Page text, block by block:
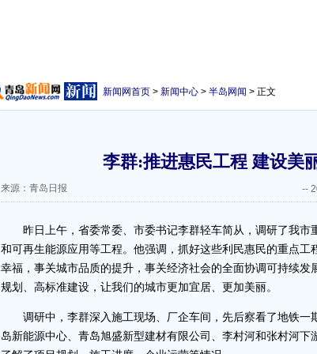
新闻网首页 > 新闻中心 > 半岛网闻 > 正文
李群:推进惠民工程 建设美
来源：青岛日报 --
昨日上午，省委常委、市委书记李群轻车简从，调研了我市
和可再生能源应用等工程。他强调，抓好这些利民惠民的重点工
幸福，事关城市品质的提升，事关经济社会的全面协调可持续发
规划、高标准建设，让我们的城市更加宜居、更加美丽。
调研中，李群深入施工现场、厂企车间，先后察看了地铁一
岛新能源中心、青岛旭盛新型建材有限公司、李村河和张村河下